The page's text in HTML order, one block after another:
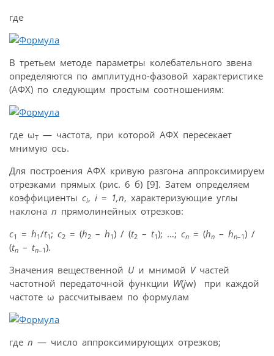
где
В третьем методе параметры колебательного звена
определяются по амплитудно-фазовой характеристике
(АФХ) по следующим простым соотношениям:
где ωТ — частота, при которой АФХ пересекает
мнимую ось.
Для построения АФХ кривую разгона аппроксимируем
отрезками прямых (рис. 6 б) [9]. Затем определяем
коэффициенты ci, i = 1,n, характеризующие углы
наклона n прямолинейных отрезков:
c1 = h1/t1 ; c2 = (h2 – h1) / (t2 – t1); …; cn = (hn – hn–1) /
(tn – tn–1).
Значения вещественной Uи мнимой Vчастей
частотной передаточной функции W(jw) при каждой
частоте ω рассчитываем по формулам
где n — число аппроксимирующих отрезков;